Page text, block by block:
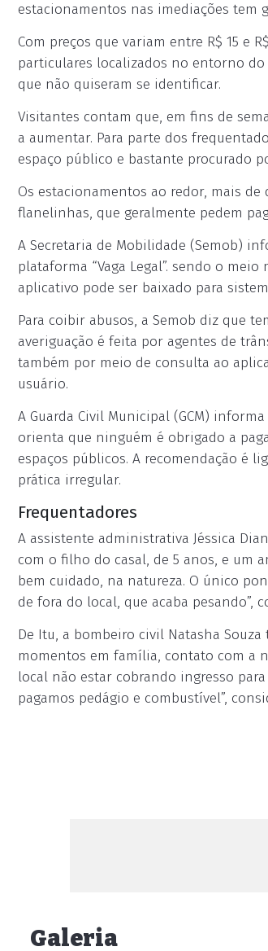
estacionamentos nas imediações tem
Com preços que variam entre R$ 15 e
particulares localizados no entorno
que não quiseram se identificar.
Visitantes contam que, em fins de
a aumentar. Para parte dos
espaço público e bastante procurado
Os estacionamentos ao redor, mais
flanelinhas, que geralmente pedem
A Secretaria de Mobilidade (Semob)
plataforma “Vaga Legal”. sendo o
aplicativo pode ser baixado para
Para coibir abusos, a Semob diz que
averiguação é feita por agentes de
também por meio de consulta ao
usuário.
A Guarda Civil Municipal (GCM)
orienta que ninguém é obrigado a
espaços públicos. A recomendação é
prática irregular.
Frequentadores
A assistente administrativa Jéssica
com o filho do casal, de 5 anos, e um
bem cuidado, na natureza. O único
de fora do local, que acaba pesando”,
De Itu, a bombeiro civil Natasha
momentos em família, contato com a
local não estar cobrando ingresso
pagamos pedágio e combustível”,
Galeria